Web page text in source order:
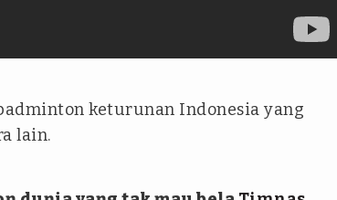
keturunan Indonesia yang
lain.